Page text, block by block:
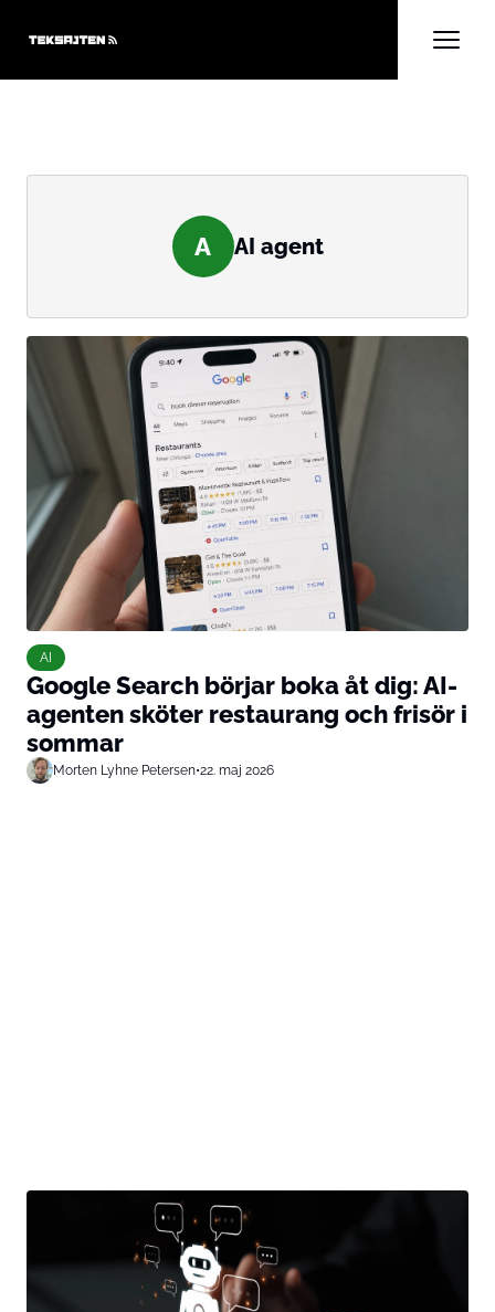
A AI agent
AI
Google Search börjar boka åt dig: AI-
agenten sköter restaurang och frisör i
sommar
Morten Lyhne Petersen•22. maj 2026